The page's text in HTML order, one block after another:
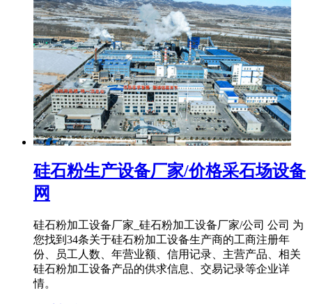
硅石粉生产设备厂家/价格采石场设备
网
硅石粉加工设备厂家_硅石粉加工设备厂家/公司 公司 为
您找到34条关于硅石粉加工设备生产商的工商注册年
份、员工人数、年营业额、信用记录、主营产品、相关
硅石粉加工设备产品的供求信息、交易记录等企业详
情。